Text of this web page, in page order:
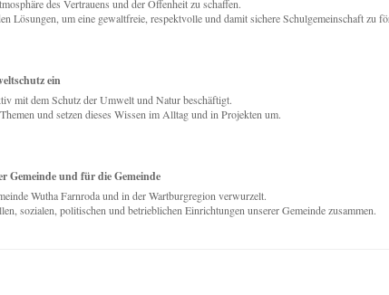
des Vertrauens und der Offenheit zu schaffen.
Lösungen, um eine gewaltfreie, respektvolle und damit sichere Schulgemeinschaft zu
ein
mit dem Schutz der Umwelt und Natur beschäftigt.
und setzen dieses Wissen im Alltag und in Projekten um.
Gemeinde und für die Gemeinde
Wutha Farnroda und in der Wartburgregion verwurzelt.
sozialen, politischen und betrieblichen Einrichtungen unserer Gemeinde zusammen.